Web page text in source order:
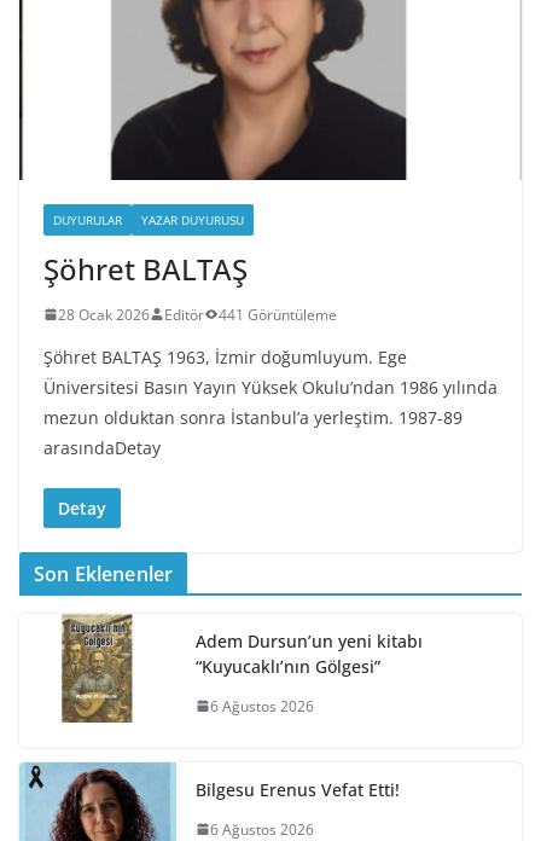
DUYURULAR YAZAR DUYURUSU
Şöhret BALTAŞ
28 Ocak 2026 Editör 441 Görüntüleme
Şöhret BALTAŞ 1963, İzmir doğumluyum. Ege
Üniversitesi Basın Yayın Yüksek Okulu’ndan 1986 yılında
mezun olduktan sonra İstanbul’a yerleştim. 1987-89
arasındaDetay
Detay
Son Eklenenler
Adem Dursun’un yeni kitabı
“Kuyucaklı’nın Gölgesi”
6 Ağustos 2026
Bilgesu Erenus Vefat Etti!
6 Ağustos 2026